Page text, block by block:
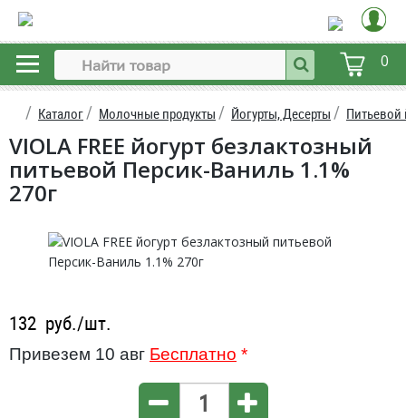
0
Каталог Молочные продукты Йогурты, Десерты Питьевой
VIOLA FREE йогурт безлактозный
питьевой Персик-Ваниль 1.1%
270г
132 руб./шт.
Привезем 10 авг Бесплатно *